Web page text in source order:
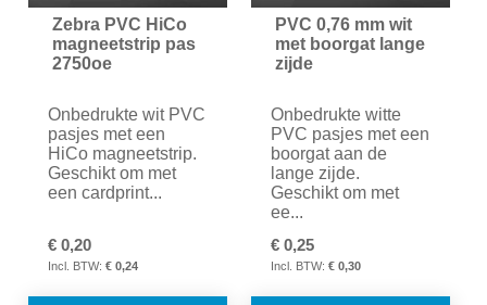
Zebra PVC HiCo
magneetstrip pas
2750oe
Onbedrukte wit PVC
pasjes met een
HiCo magneetstrip.
Geschikt om met
een cardprint...
€ 0,20
€ 0,24
PVC 0,76 mm wit
met boorgat lange
zijde
Onbedrukte witte
PVC pasjes met een
boorgat aan de
lange zijde.
Geschikt om met
ee...
€ 0,25
€ 0,30